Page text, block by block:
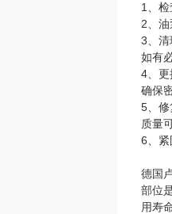
1、
2、
3、清
如有
4、更
确保
5、修
质量
6、紧
德国
部位
用寿